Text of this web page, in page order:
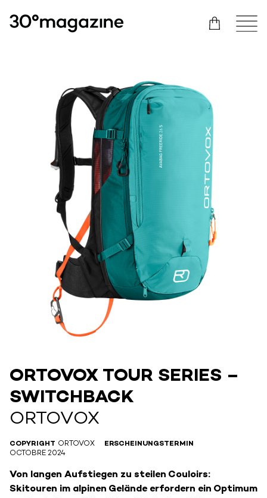
ORTOVOX TOUR SERIES –
SWITCHBACK
ORTOVOX
COPYRIGHT ORTOVOX
ERSCHEINUNGSTERMIN
OCTOBRE 2024
Von langen Aufstiegen zu steilen Couloirs:
Skitouren im alpinen Gelände erfordern ein Optimum